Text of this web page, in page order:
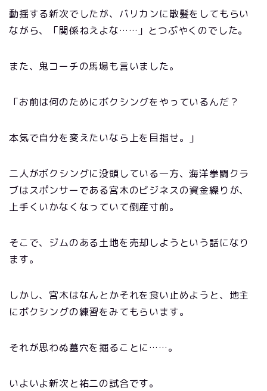
動揺する新次でしたが、バリカンに散髪をしてもらい
ながら、「関係ねえよな……」とつぶやくのでした。
また、鬼コーチの馬場も言いました。
「お前は何のためにボクシングをやっているんだ？
本気で自分を変えたいなら上を目指せ。」
二人がボクシングに没頭している一方、海洋拳闘クラ
ブはスポンサーである宮木のビジネスの資金繰りが、
上手くいかなくなっていて倒産寸前。
そこで、ジムのある土地を売却しようという話になり
ます。
しかし、宮木はなんとかそれを食い止めようと、地主
にボクシングの練習をみてもらいます。
それが思わぬ墓穴を掘ることに……。
いよいよ新次と祐二の試合です。